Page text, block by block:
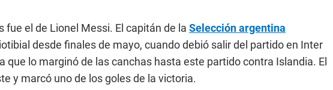
el de Lionel Messi. El capitán de la Selección argentina
desde finales de mayo, cuando debió salir del partido en Inter
que lo marginó de las canchas hasta este partido contra Islandia. El
y marcó uno de los goles de la victoria.